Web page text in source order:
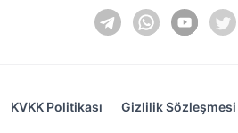
KVKK Politikası Gizlilik Sözleşmesi